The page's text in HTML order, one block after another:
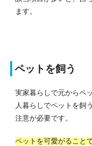
ます。
ペットを飼う
実家暮らしで元からペ
人暮らしでペットを飼
注意が必要です。
ペットを可愛がること